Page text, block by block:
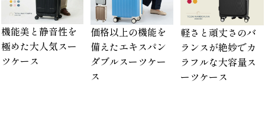
機能美と静音性を
極めた大人気スー
ツケース
価格以上の機能を
備えたエキスパン
ダブルスーツケー
ス
軽さと頑丈さのバ
ランスが絶妙でカ
ラフルな大容量ス
ーツケース